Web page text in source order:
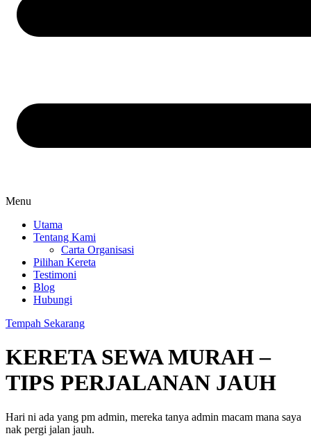
Menu
Utama
Tentang Kami
Carta Organisasi
Pilihan Kereta
Testimoni
Blog
Hubungi
Tempah Sekarang
KERETA SEWA MURAH –
TIPS PERJALANAN JAUH
Hari ni ada yang pm admin, mereka tanya admin macam mana saya
nak pergi jalan jauh.